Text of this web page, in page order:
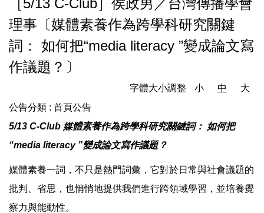
理事〔媒體素養作為跨學科研究關鍵
詞： 如何把“media literacy ”變成論文寫
作議題？〕
字體大小調整 小 中
大
公告分類 : 首頁公告
5/13 C-Club 媒體素養作為跨學科研究關鍵詞： 如何把
“media literacy ”變成論文寫作議題？
媒體素養一詞，不只是熱門詞彙，它對於日常與社會議題的
批判、省思，也悄悄地提供我們進行跨領域學習，並培養覺
察力與能動性。